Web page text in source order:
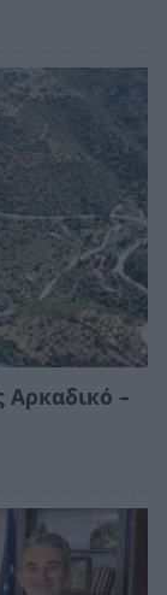
Αρκαδικό –